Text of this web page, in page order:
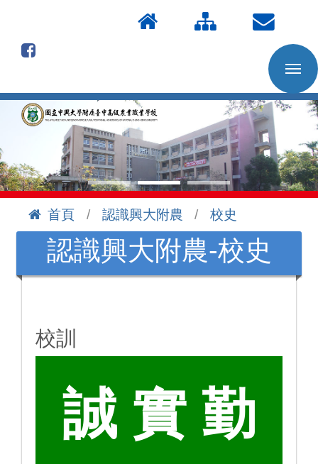
區
首頁 認識興大附農
校史
認識興大附農-校史
校訓
誠 實 勤